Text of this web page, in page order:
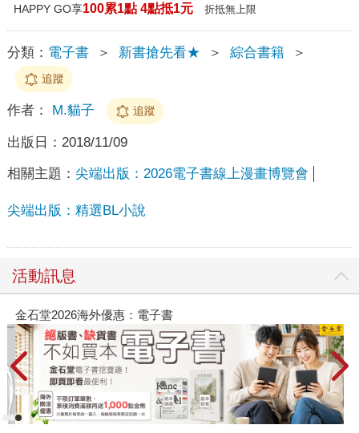
HAPPY GO享100累1點 4點抵1元 折抵無上限
分類： 電子書 ＞ 新書搶先看★ ＞ 綜合書籍 ＞
追蹤
作者： M.貓子 追蹤
出版日： 2018/11/09
相關主題： 尖端出版：2026電子書線上漫畫博覽會
尖端出版：精選BL小說
活動訊息
金石堂2026海外優惠：電子書